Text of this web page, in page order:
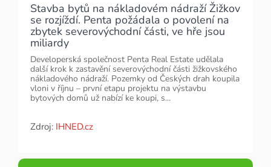
Stavba bytů na nákladovém nádraží Žižkov
se rozjíždí. Penta požádala o povolení na
zbytek severovýchodní části, ve hře jsou
miliardy
Developerská společnost Penta Real Estate udělala
další krok k zastavění severovýchodní části žižkovského
nákladového nádraží. Pozemky od Českých drah koupila
vloni v říjnu – první etapu projektu na výstavbu
bytových domů už nabízí ke koupi, s...
Zdroj: IHNED.cz